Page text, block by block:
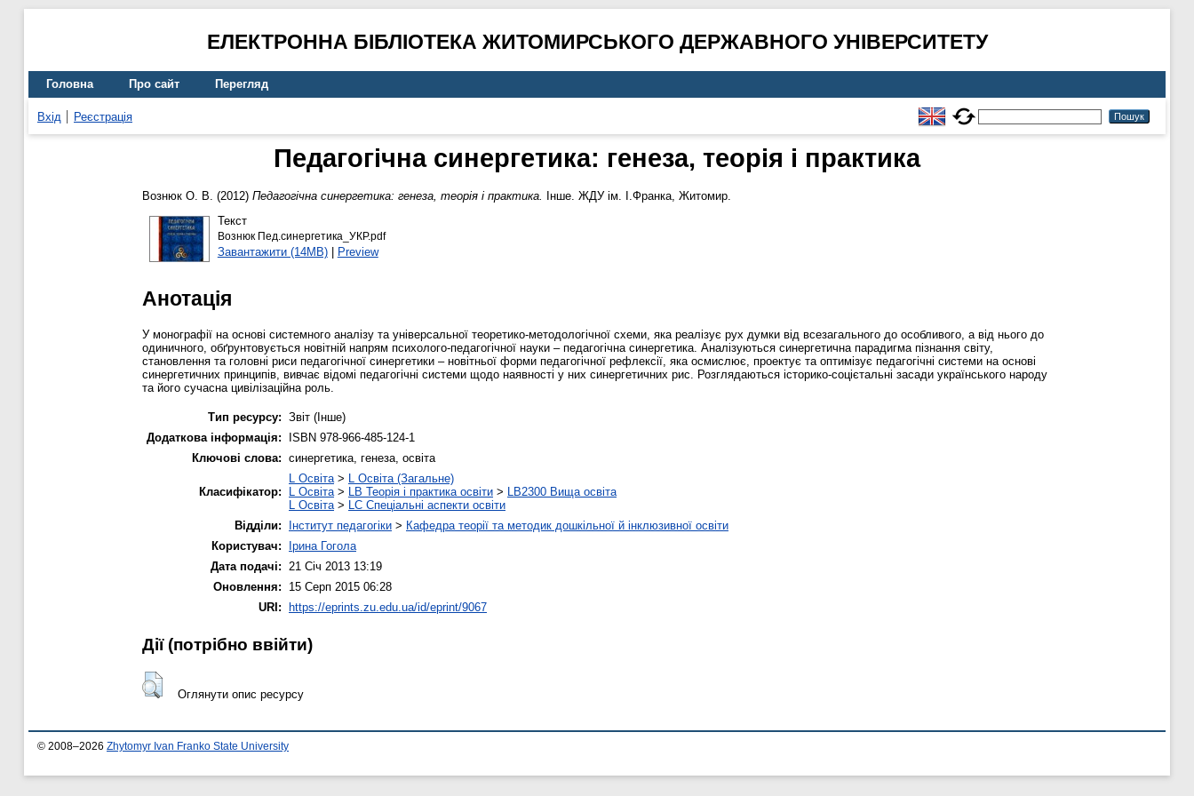
ЕЛЕКТРОННА БІБЛІОТЕКА ЖИТОМИРСЬКОГО ДЕРЖАВНОГО УНІВЕРСИТЕТУ
Головна Про сайт Перегляд
Вхід Реєстрація
Педагогічна синергетика: генеза, теорія і практика
Вознюк О. В. (2012) Педагогічна синергетика: генеза, теорія і практика.
Інше. ЖДУ ім. І.Франка, Житомир.
Текст
Вознюк Пед.синергетика_УКР.pdf
Завантажити (14MB)| Preview
Анотація
У монографії на основі системного аналізу та універсальної теоретико-методологічної схеми, яка реалізує рух думки від всезагального до особливого, а від нього до
одиничного, обґрунтовується новітній напрям психолого-педагогічної науки – педагогічна синергетика. Аналізуються синергетична парадигма пізнання світу,
становлення та головні риси педагогічної синергетики – новітньої форми педагогічної рефлексії, яка осмислює, проектує та оптимізує педагогічні системи на основі
синергетичних принципів, вивчає відомі педагогічні системи щодо наявності у них синергетичних рис. Розглядаються історико-соцієтальні засади українського народу
та його сучасна цивілізаційна роль.
Тип ресурсу: Звіт (Інше)
Додаткова інформація:
ISBN 978-966-485-124-1
Ключові слова: синергетика, генеза, освіта
Класифікатор:
L Освіта > L Освіта (Загальне)
L Освіта > LB Теорія і практика освіти > LB2300 Вища освіта
L Освіта > LC Спеціальні аспекти освіти
Відділи:
Інститут педагогіки > Кафедра теорії та методик дошкільної й інклюзивної освіти
Користувач:
Ірина Гогола
Дата подачі:
21 Січ 2013 13:19
Оновлення:
15 Серп 2015 06:28
URI: https://eprints.zu.edu.ua/id/eprint/9067
Дії ​​(потрібно ввійти)
Оглянути опис ресурсу
© 2008–2026 Zhytomyr Ivan Franko State University